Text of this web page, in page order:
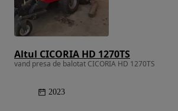
Altul CICORIA HD 1270TS
vand presa de balotat CICORIA HD 1270TS
2023